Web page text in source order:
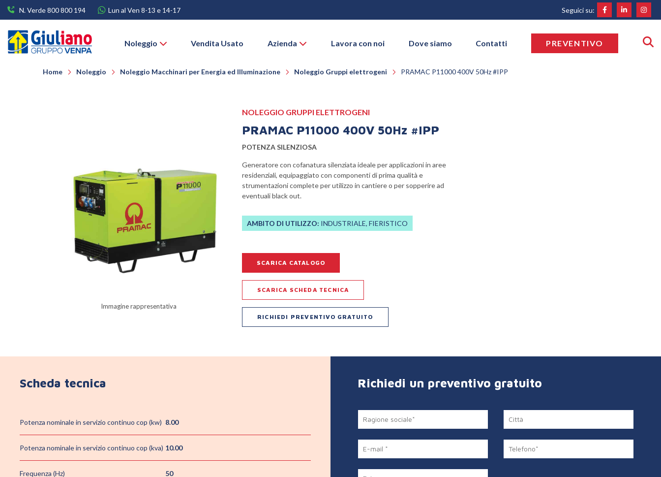
N. Verde 800 800 194 Lun al Ven 8-13 e 14-17 Seguici su:
Noleggio Vendita Usato Azienda Lavora con noi Dove siamo Contatti PREVENTIVO
Home Noleggio Noleggio Macchinari per Energia ed Illuminazione Noleggio Gruppi elettrogeni PRAMAC P11000 400V 50Hz #IPP
Immagine rappresentativa
NOLEGGIO GRUPPI ELETTROGENI
PRAMAC P11000 400V 50Hz #IPP
POTENZA SILENZIOSA
Generatore con cofanatura silenziata ideale per applicazioni in aree
residenziali, equipaggiato con componenti di prima qualità e
strumentazioni complete per utilizzo in cantiere o per sopperire ad
eventuali black out.
AMBITO DI UTILIZZO: INDUSTRIALE, FIERISTICO
SCARICA CATALOGO
SCARICA SCHEDA TECNICA
RICHIEDI PREVENTIVO GRATUITO
Scheda tecnica
Potenza nominale in servizio continuo cop (kw) 8.00
Potenza nominale in servizio continuo cop (kva) 10.00
Frequenza (Hz) 50
Richiedi un preventivo gratuito